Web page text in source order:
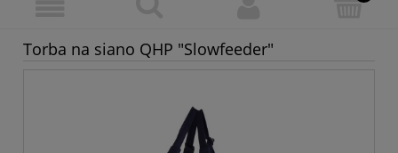
Torba na siano QHP "Slowfeeder"